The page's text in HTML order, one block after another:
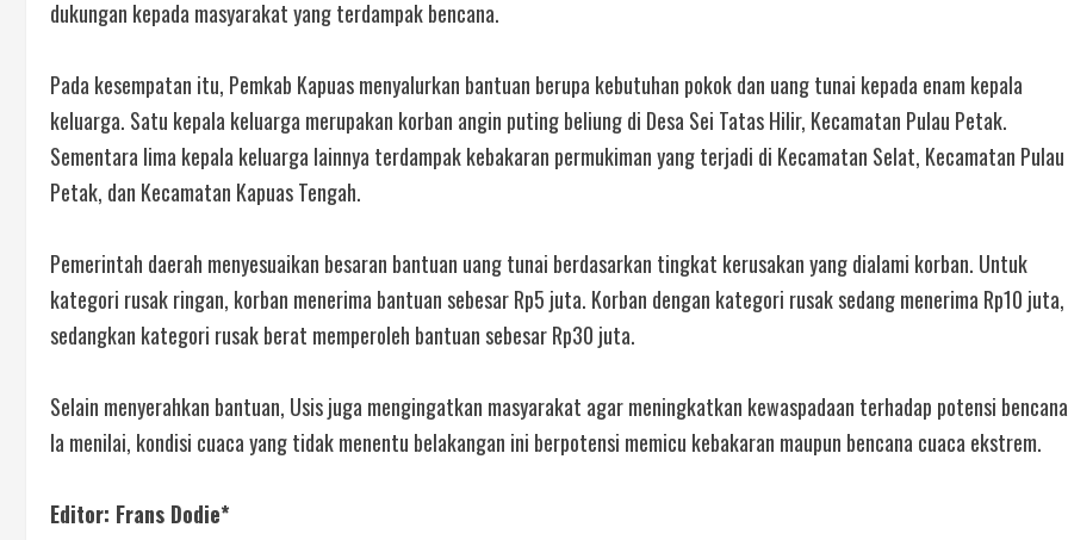
dukungan kepada masyarakat yang terdampak bencana.
Pada kesempatan itu, Pemkab Kapuas menyalurkan bantuan berupa kebutuhan pokok dan uang tunai kepada enam kepala
keluarga. Satu kepala keluarga merupakan korban angin puting beliung di Desa Sei Tatas Hilir, Kecamatan Pulau Petak.
Sementara lima kepala keluarga lainnya terdampak kebakaran permukiman yang terjadi di Kecamatan Selat, Kecamatan Pulau
Petak, dan Kecamatan Kapuas Tengah.
Pemerintah daerah menyesuaikan besaran bantuan uang tunai berdasarkan tingkat kerusakan yang dialami korban. Untuk
kategori rusak ringan, korban menerima bantuan sebesar Rp5 juta. Korban dengan kategori rusak sedang menerima Rp10 juta,
sedangkan kategori rusak berat memperoleh bantuan sebesar Rp30 juta.
Selain menyerahkan bantuan, Usis juga mengingatkan masyarakat agar meningkatkan kewaspadaan terhadap potensi
Ia menilai, kondisi cuaca yang tidak menentu belakangan ini berpotensi memicu kebakaran maupun bencana cuaca ekstrem.
Editor: Frans Dodie*